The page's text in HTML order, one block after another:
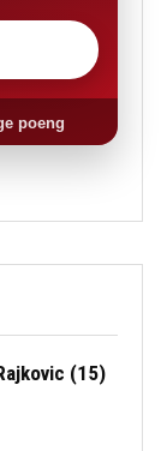
poeng
(15)